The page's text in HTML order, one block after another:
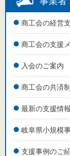
商工会の経営
商工会の支援
入会のご案内
商工会の共済
最新の支援情報
岐阜県小規模
支援事例のご